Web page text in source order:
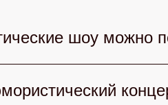
шоу можно
выбрать множество
командами,